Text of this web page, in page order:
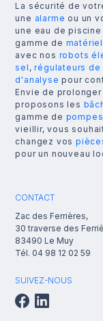
La sécurité de
une alarme ou un
une eau de
gamme de
avec nos robots
sel ,régulateurs de
d'analyse pour
Envie de
proposons les
gamme de
vieillir, vous
changez vos
pour un nouveau
CONTACT
Zac des Ferrières,
30 traverse des
83490 Le Muy
Tél. 04 98 12 02 59
SUIVEZ-NOUS